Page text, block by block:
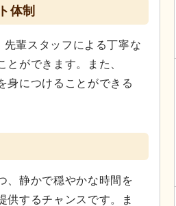
体制
輩スタッフによる丁寧な
ができます。また、
身につけることができる
、静かで穏やかな時間を
供するチャンスです。ま